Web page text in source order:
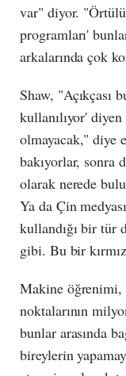
var" diyor.
programları'
arkalarında çok
Shaw, "Açıkçası
kullanılıyor'
olmayacak," diye
bakıyorlar, sonra
olarak nerede
Ya da Çin
kullandığı bir tür
gibi. Bu bir
Makine öğrenimi,
noktalarının
bunlar arasında
bireylerin